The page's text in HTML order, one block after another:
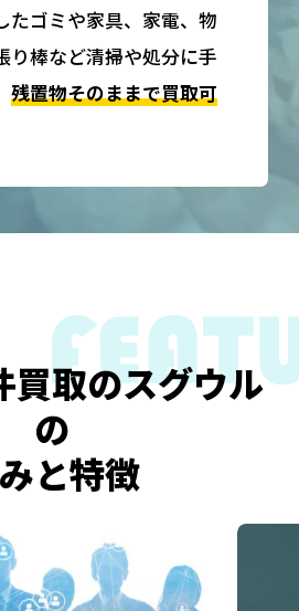
たゴミや家具、家電、物
り棒など清掃や処分に手
残置物そのままで買取可
買取のスグウル
の
と特徴